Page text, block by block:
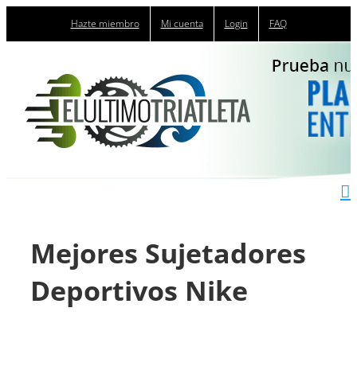
Hazte miembro Mi cuenta Login FAQ
Mejores Sujetadores
Deportivos Nike